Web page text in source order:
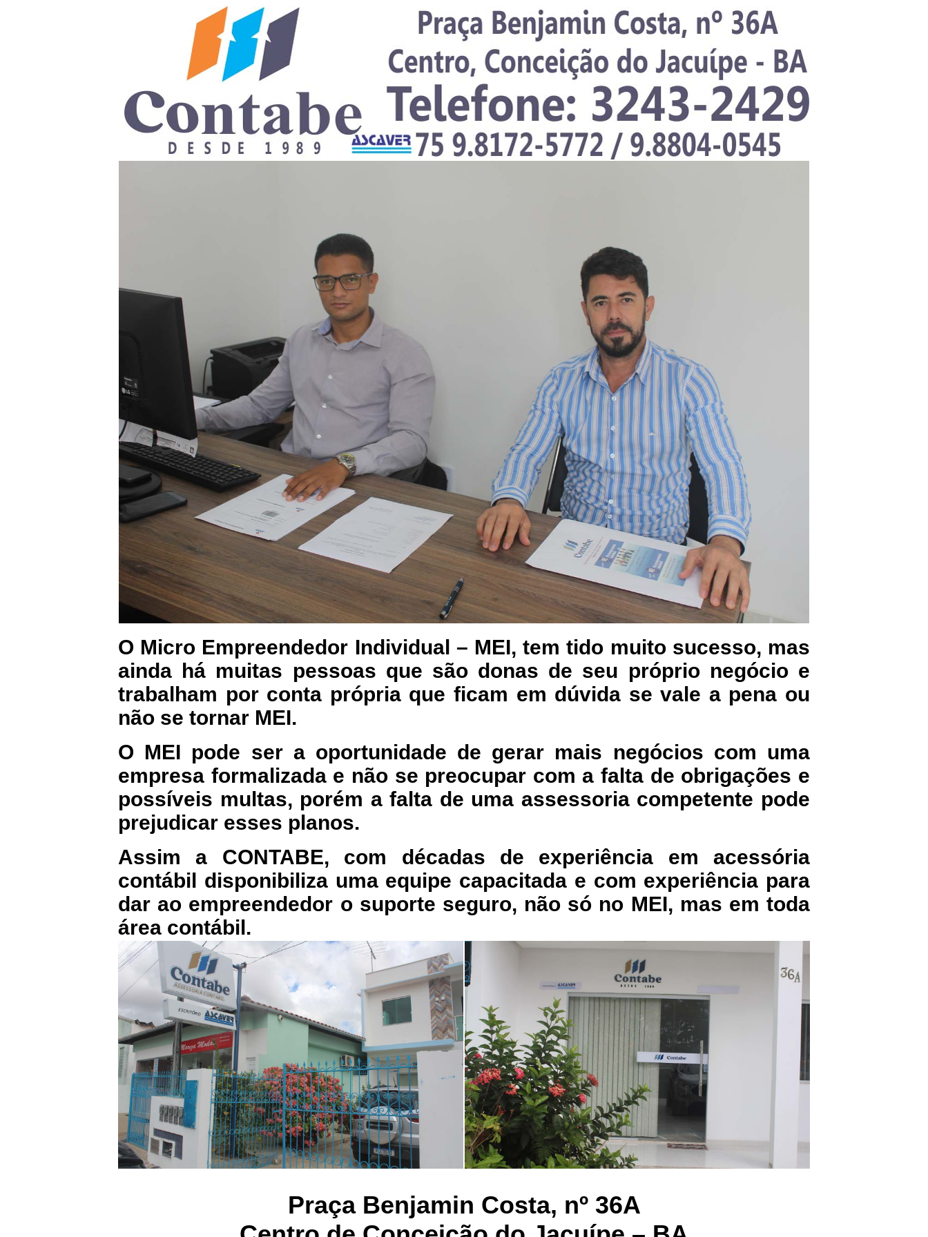
O Micro Empreendedor Individual – MEI, tem tido muito sucesso, mas
ainda há muitas pessoas que são donas de seu próprio negócio e
trabalham por conta própria que ficam em dúvida se vale a pena ou
não se tornar MEI.
O MEI pode ser a oportunidade de gerar mais negócios com uma
empresa formalizada e não se preocupar com a falta de obrigações e
possíveis multas, porém a falta de uma assessoria competente pode
prejudicar esses planos.
Assim a CONTABE, com décadas de experiência em acessória
contábil disponibiliza uma equipe capacitada e com experiência para
dar ao empreendedor o suporte seguro, não só no MEI, mas em toda
área contábil.
Praça Benjamin Costa, nº 36A